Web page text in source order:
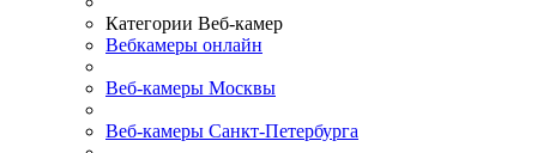
Категории Веб-камер
Вебкамеры онлайн
Веб-камеры Москвы
Веб-камеры Санкт-Петербурга